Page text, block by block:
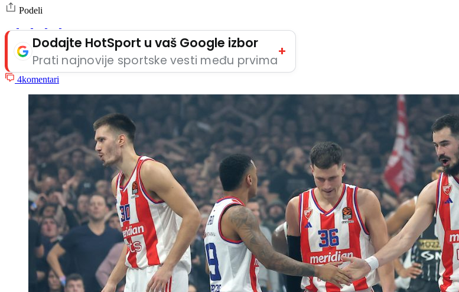
Podeli
Dodajte HotSport u vaš Google izbor
Prati najnovije sportske vesti među prvima
+
4komentari